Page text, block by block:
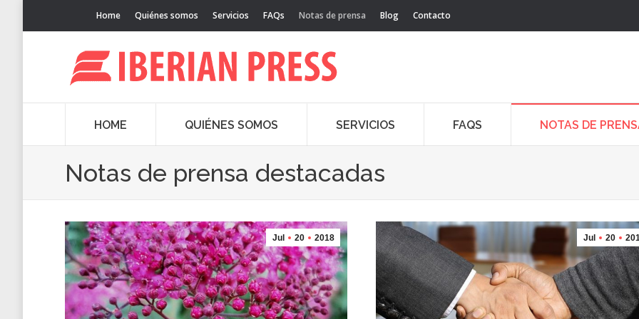
Home Quiénes somos Servicios FAQs Notas de prensa Blog Contacto
HOME QUIÉNES SOMOS SERVICIOS FAQS NOTAS DE
Notas de prensa destacadas
Jul 20 2018 Jul 20